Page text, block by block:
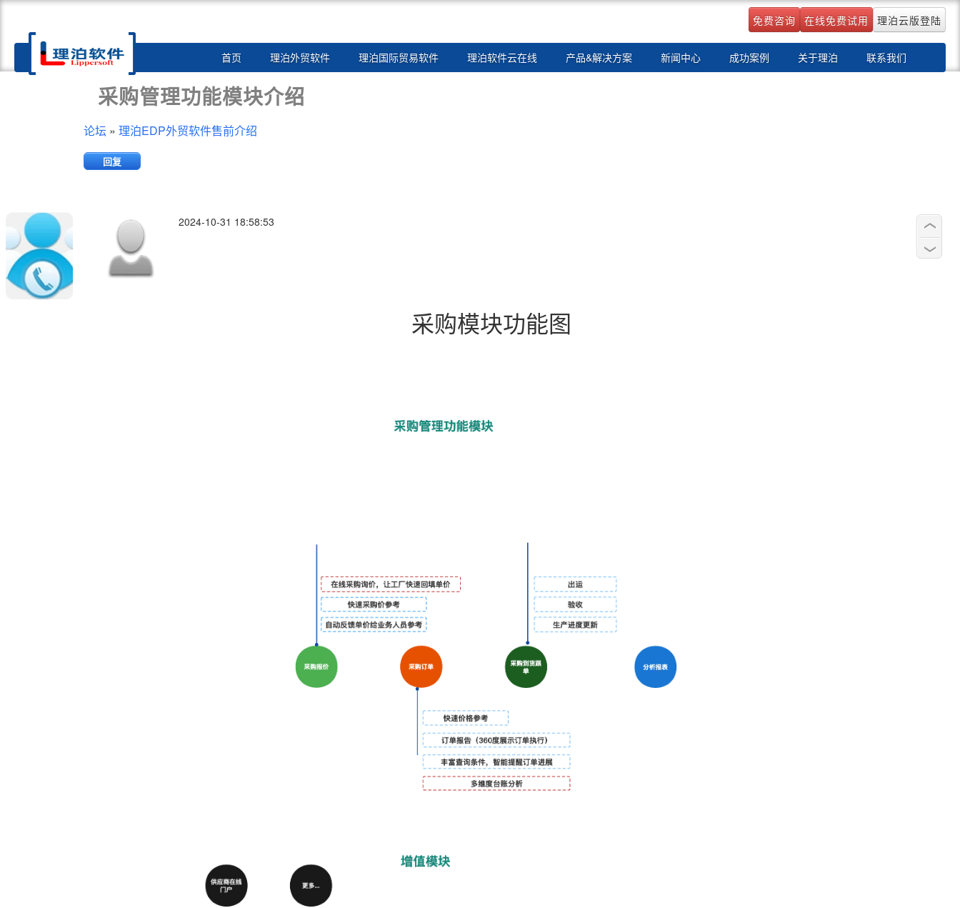
免费咨询 在线免费试用 理泊云版登陆
Toggle
首页 理泊外贸软件 理泊国际贸易软件 理泊软件云在线 产品&解决方案 新闻中心 成功案例 关于理泊 联系我们
采购管理功能模块介绍
论坛 » 理泊EDP外贸软件售前介绍
回复
2024-10-31 18:58:53
采购模块功能图